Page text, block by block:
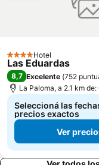
4 Estrellas
Hotel
Las Eduardas
8,7 Excelente (752
La Paloma, a 2.1 km
Seleccioná las
precios exactos
Ver